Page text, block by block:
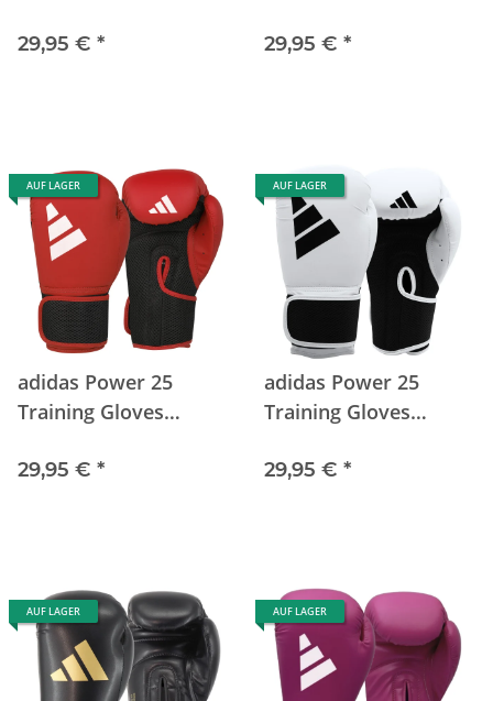
29,95 € * 29,95 € *
AUF LAGER
adidas Power 25
Training Gloves
29,95 € *
AUF LAGER
adidas Power 25
Training Gloves
29,95 € *
AUF LAGER AUF LAGER